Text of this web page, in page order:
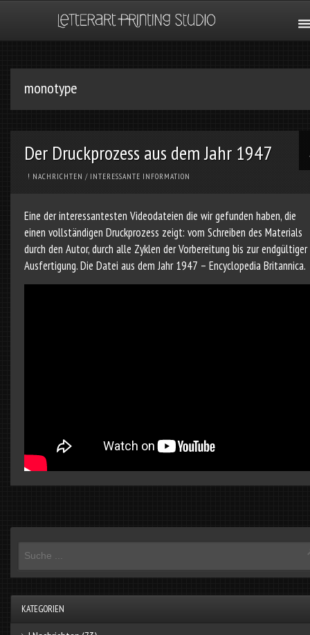
monotype
Der Druckprozess aus dem Jahr 1947
! NACHRICHTEN / INTERESSANTE INFORMATION
Eine der interessantesten Videodateien die wir gefunden haben, die
einen vollständigen Druckprozess zeigt: vom Schreiben des Materials
durch den Autor, durch alle Zyklen der Vorbereitung bis zur endgültiger
Ausfertigung. Die Datei aus dem Jahr 1947 – Encyclopedia Britannica.
KATEGORIEN